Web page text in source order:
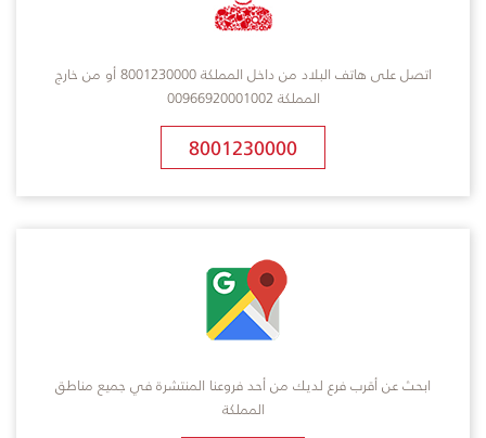
اتصل على هاتف البلاد من داخل المملكة 8001230000 أو من خارج
المملكة 00966920001002
8001230000
ابحث عن أقرب فرع لديك من أحد فروعنا المنتشرة في جميع مناطق
المملكة